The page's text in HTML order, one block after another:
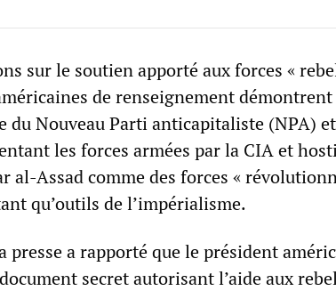
sur le soutien apporté aux forces «
de renseignement
Nouveau Parti anticapitaliste (NPA)
les forces armées par la CIA et
al-Assad comme des forces «
qu’outils de l’impérialisme.
presse a rapporté que le président
secret autorisant l’aide aux